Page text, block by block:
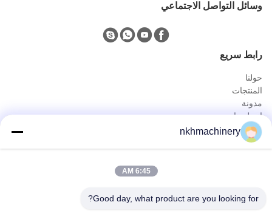
وسائل التواصل الاجتماعي
رابط سريع
حولنا
المنتجات
مدونة
اتصل بنا
المنتجات
لوحة سقف دحر آلة تشكيل
سطح السفينة الكلمة دحر آلة تشكيل
ورقة تسقيف العقص آلة
nkhmachinery
6:45 AM
Good day, what product are you looking for?